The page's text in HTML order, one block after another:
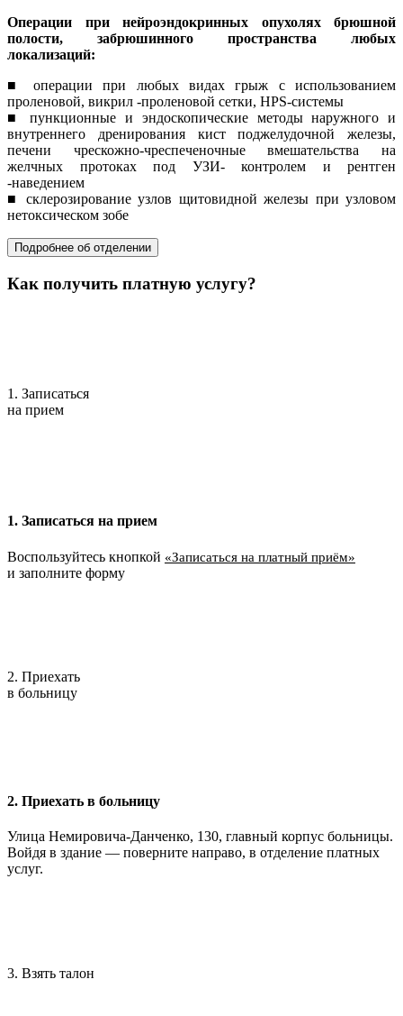
Операции при нейроэндокринных опухолях брюшной
полости, забрюшинного пространства любых
локализаций:
■ операции при любых видах грыж с использованием
проленовой, викрил -проленовой сетки, HPS-системы
■ пункционные и эндоскопические методы наружного и
внутреннего дренирования кист поджелудочной железы,
печени чрескожно-чреспеченочные вмешательства на
желчных протоках под УЗИ- контролем и рентген
-наведением
■ склерозирование узлов щитовидной железы при узловом
нетоксическом зобе
Подробнее об отделении
Как получить платную услугу?
1. Записаться
на прием
1. Записаться на прием
Воспользуйтесь кнопкой «Записаться на платный приём»
и заполните форму
2. Приехать
в больницу
2. Приехать в больницу
Улица Немировича-Данченко, 130, главный корпус больницы.
Войдя в здание — поверните направо, в отделение платных
услуг.
3. Взять талон